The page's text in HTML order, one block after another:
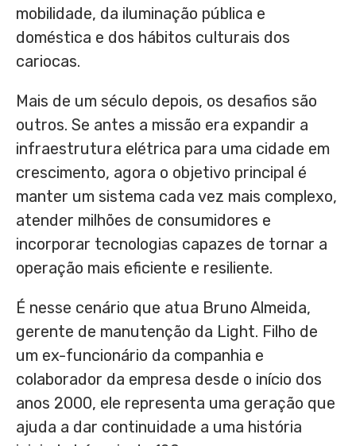
mobilidade, da iluminação pública e
doméstica e dos hábitos culturais dos
cariocas.
Mais de um século depois, os desafios são
outros. Se antes a missão era expandir a
infraestrutura elétrica para uma cidade em
crescimento, agora o objetivo principal é
manter um sistema cada vez mais complexo,
atender milhões de consumidores e
incorporar tecnologias capazes de tornar a
operação mais eficiente e resiliente.
É nesse cenário que atua Bruno Almeida,
gerente de manutenção da Light. Filho de
um ex-funcionário da companhia e
colaborador da empresa desde o início dos
anos 2000, ele representa uma geração que
ajuda a dar continuidade a uma história